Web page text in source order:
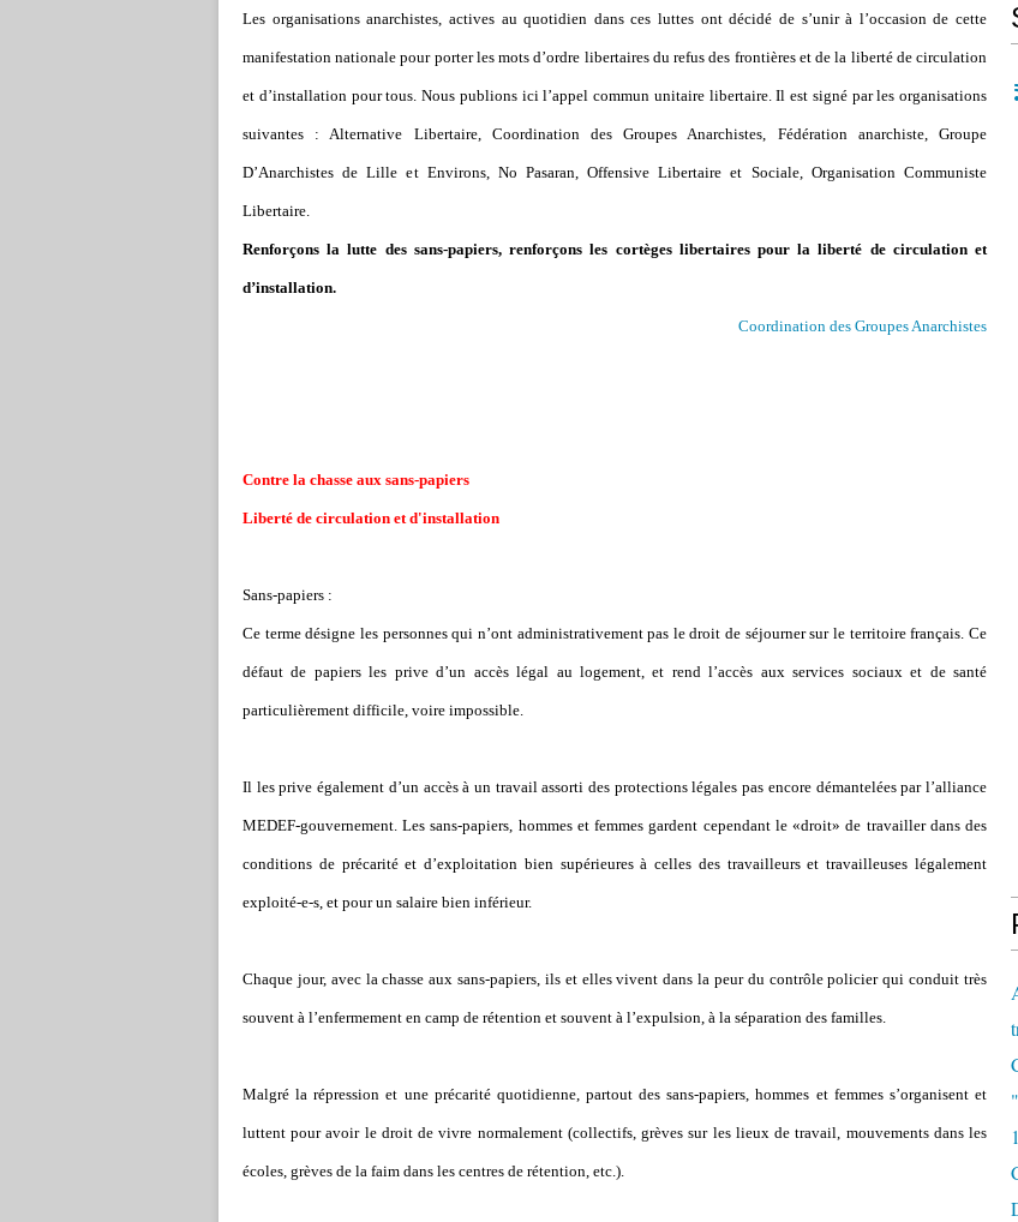
Les organisations anarchistes, actives au quotidien dans ces luttes ont décidé de s’unir à l’occasion de cette
manifestation nationale pour porter les mots d’ordre libertaires du refus des frontières et de la liberté de circulation
et d’installation pour tous. Nous publions ici l’appel commun unitaire libertaire. Il est signé par les organisations
suivantes : Alternative Libertaire, Coordination des Groupes Anarchistes, Fédération anarchiste, Groupe
D’Anarchistes de Lille et Environs, No Pasaran, Offensive Libertaire et Sociale, Organisation Communiste
Libertaire.
Renforçons la lutte des sans-papiers, renforçons les cortèges libertaires pour la liberté de circulation et
d’installation.
Coordination des Groupes Anarchistes
Contre la chasse aux sans-papiers
Liberté de circulation et d'installation
Sans-papiers :
Ce terme désigne les personnes qui n’ont administrativement pas le droit de séjourner sur le territoire français. Ce
défaut de papiers les prive d’un accès légal au logement, et rend l’accès aux services sociaux et de santé
particulièrement difficile, voire impossible.
Il les prive également d’un accès à un travail assorti des protections légales pas encore démantelées par l’alliance
MEDEF-gouvernement. Les sans-papiers, hommes et femmes gardent cependant le «droit» de travailler dans des
conditions de précarité et d’exploitation bien supérieures à celles des travailleurs et travailleuses légalement
exploité-e-s, et pour un salaire bien inférieur.
Chaque jour, avec la chasse aux sans-papiers, ils et elles vivent dans la peur du contrôle policier qui conduit très
souvent à l’enfermement en camp de rétention et souvent à l’expulsion, à la séparation des familles.
Malgré la répression et une précarité quotidienne, partout des sans-papiers, hommes et femmes s’organisent et
luttent pour avoir le droit de vivre normalement (collectifs, grèves sur les lieux de travail, mouvements dans les
écoles, grèves de la faim dans les centres de rétention, etc.).